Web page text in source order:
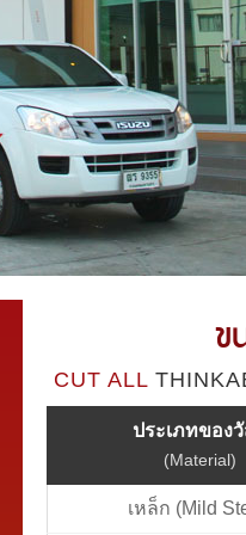
ข
CUT ALL
ประเภทของ
(Material)
เหล็ก (Mild